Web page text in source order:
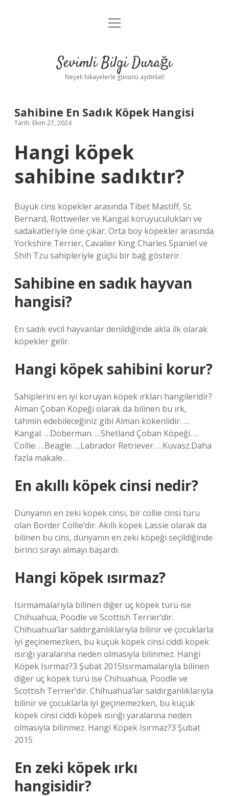
Anasayfa
Yasal Uyarı
menüyü
Sevimli Bilgi Durağı
Neşeli hikayelerle gününü aydınlat!
Sahibine En Sadık Köpek Hangisi
Tarih: Ekim 27, 2024
Hangi köpek
sahibine sadıktır?
Büyük cins köpekler arasında Tibet Mastiff, St.
Bernard, Rottweiler ve Kangal koruyuculukları ve
sadakatleriyle öne çıkar. Orta boy köpekler arasında
Yorkshire Terrier, Cavalier King Charles Spaniel ve
Shih Tzu sahipleriyle güçlü bir bağ gösterir.
Sahibine en sadık hayvan
hangisi?
En sadık evcil hayvanlar denildiğinde akla ilk olarak
köpekler gelir.
Hangi köpek sahibini korur?
Sahiplerini en iyi koruyan köpek ırkları hangileridir?
Alman Çoban Köpeği olarak da bilinen bu ırk,
tahmin edebileceğiniz gibi Alman kökenlidir. …
Kangal. …Doberman. …Shetland Çoban Köpeği. …
Collie. …Beagle. …Labrador Retriever. …Kuvasz.Daha
fazla makale…
En akıllı köpek cinsi nedir?
Dünyanın en zeki köpek cinsi, bir collie cinsi türü
olan Border Collie’dir. Akıllı köpek Lassie olarak da
bilinen bu cins, dünyanın en zeki köpeği seçildiğinde
birinci sırayı almayı başardı.
Hangi köpek ısırmaz?
Isırmamalarıyla bilinen diğer üç köpek türü ise
Chihuahua, Poodle ve Scottish Terrier’dir.
Chihuahua’lar saldırganlıklarıyla bilinir ve çocuklarla
iyi geçinemezken, bu küçük köpek cinsi ciddi köpek
ısırığı yaralarına neden olmasıyla bilinmez. Hangi
Köpek Isırmaz?3 Şubat 2015Isırmamalarıyla bilinen
diğer üç köpek türü ise Chihuahua, Poodle ve
Scottish Terrier’dir. Chihuahua’lar saldırganlıklarıyla
bilinir ve çocuklarla iyi geçinemezken, bu küçük
köpek cinsi ciddi köpek ısırığı yaralarına neden
olmasıyla bilinmez. Hangi Köpek Isırmaz?3 Şubat
2015
En zeki köpek ırkı
hangisidir?